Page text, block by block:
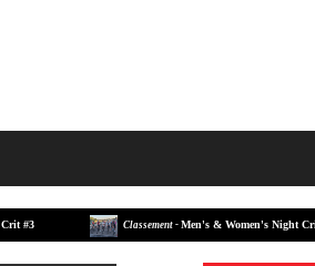
Classement -Men's & Women's Night Crit #2